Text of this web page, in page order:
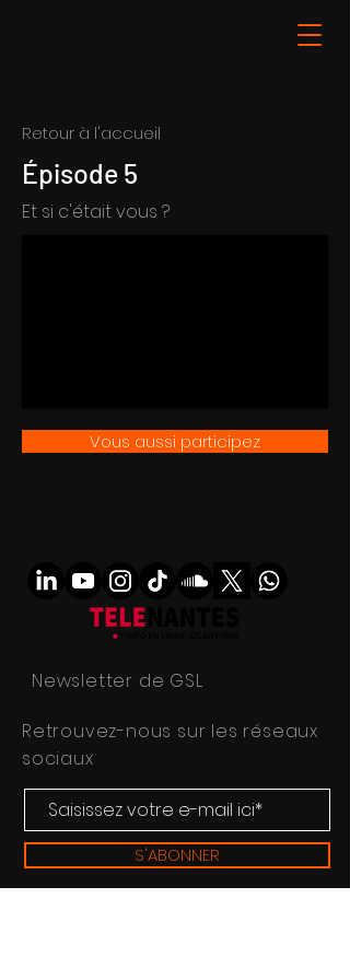
Retour à l'accueil
Épisode 5
Et si c'était vous ?
Vous aussi participez
Newsletter de GSL
Retrouvez-nous sur les réseaux
sociaux
S'ABONNER